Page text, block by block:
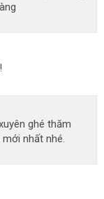
ghé thăm
nhất nhé.